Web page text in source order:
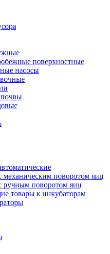
поверхностные
насосы
механическим поворотом яиц
ручным поворотом яиц
товары к инкубаторам